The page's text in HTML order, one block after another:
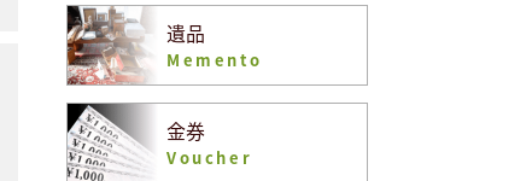
遺品
Memento
金券
Voucher